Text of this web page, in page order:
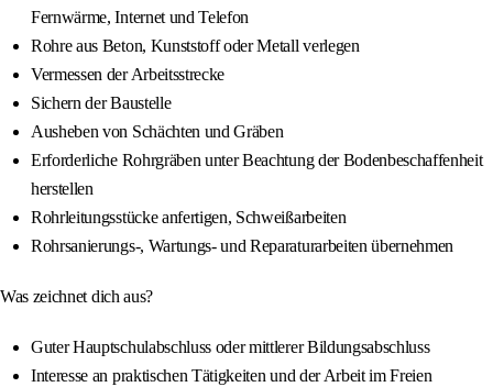
Fernwärme, Internet und Telefon
Rohre aus Beton, Kunststoff oder Metall verlegen
Vermessen der Arbeitsstrecke
Sichern der Baustelle
Ausheben von Schächten und Gräben
Erforderliche Rohrgräben unter Beachtung der Bodenbeschaffenheit
herstellen
Rohrleitungsstücke anfertigen, Schweißarbeiten
Rohrsanierungs-, Wartungs- und Reparaturarbeiten übernehmen
Was zeichnet dich aus?
Guter Hauptschulabschluss oder mittlerer Bildungsabschluss
Interesse an praktischen Tätigkeiten und der Arbeit im Freien